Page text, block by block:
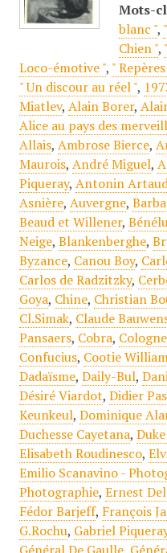
Mots-
blanc ",
Chien ",
Loco-émotive ", " Repères
" Un discour au réel ",
Miatlev, Alain Borer,
Alice au pays des
Allais, Ambrose Bierce,
Maurois, André Miguel,
Piqueray, Antonin
Asnière, Auvergne,
Beaud et Willener,
Neige, Blankenberghe,
Byzance, Canou Boy,
Carlos de Radzitzky,
Goya, Chine, Christian
Cl.Simak, Claude
Pansaers, Cobra, Cologne
Confucius, Cootie
Dadaïsme, Daily-Bul,
Désiré Viardot, Didier
Keunkeul, Dominique
Duchesse Cayetana,
Elisabeth Roudinesco,
Emilio Scanavino -
Photographie, Ernest
Fédor Barjeff, François
G.Rochu, Gabriel